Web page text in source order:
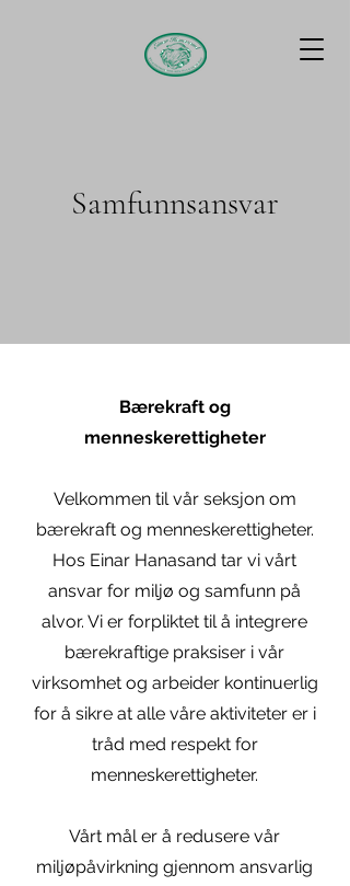
Samfunnsansvar
Bærekraft og
menneskerettigheter
Velkommen til vår seksjon om
bærekraft og menneskerettigheter.
Hos Einar Hanasand tar vi vårt
ansvar for miljø og samfunn på
alvor. Vi er forpliktet til å integrere
bærekraftige praksiser i vår
virksomhet og arbeider kontinuerlig
for å sikre at alle våre aktiviteter er i
tråd med respekt for
menneskerettigheter.
Vårt mål er å redusere vår
miljøpåvirkning gjennom ansvarlig